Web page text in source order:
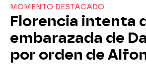
MOMENTO DESTACADO
Florencia intenta
embarazada de
por orden de